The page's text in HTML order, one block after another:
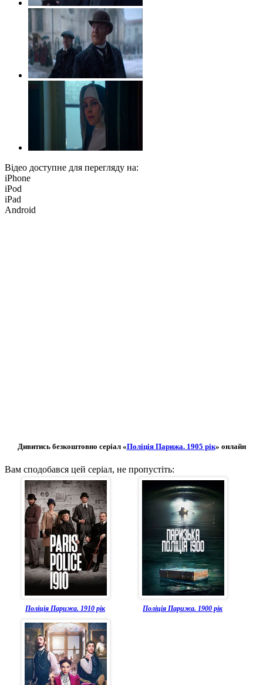
Відео доступне для перегляду на:
iPhone
iPod
iPad
Android
Дивитись безкоштовно серіал «Поліція Парижа. 1905 рік» онлайн
Вам сподобався цей серіал, не пропустіть:
Поліція Парижа. 1910 рік Поліція Парижа. 1900 рік